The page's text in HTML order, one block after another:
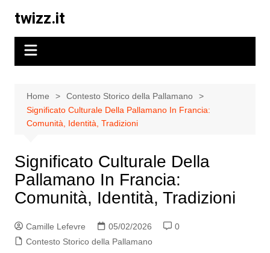
content
twizz.it
Home
Contesto Storico della Pallamano
Significato Culturale Della Pallamano In Francia:
Comunità, Identità, Tradizioni
Significato Culturale Della
Pallamano In Francia:
Comunità, Identità, Tradizioni
Camille Lefevre 05/02/2026
0
Contesto Storico della Pallamano